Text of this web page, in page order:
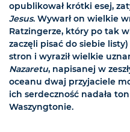
opublikował krótki esej,
Jesus. Wywarł on wielkie
Ratzingerze, który po tak
zaczęli pisać do siebie
stron i wyraził wielkie
Nazaretu, napisanej w
oceanu dwaj przyjaciele
ich serdeczność nadała
Waszyngtonie.